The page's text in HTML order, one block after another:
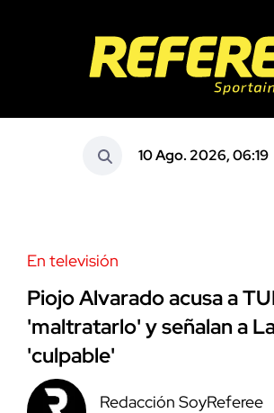
10 Ago. 2026, 06:19
En televisión
Piojo Alvarado acusa a
'maltratarlo' y señalan a
'culpable'
Redacción SoyReferee